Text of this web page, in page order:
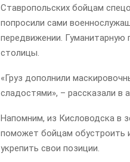
Ставропольских бойцам
попросили сами
передвижении.
столицы.
«Груз дополнили
сладостями», – рассказали в
Напомним, из Кисловодска в
поможет бойцам обустроить
укрепить свои позиции.